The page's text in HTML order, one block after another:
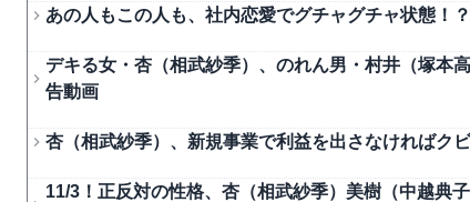
あの人もこの人も、社内恋愛でグチャグチャ状態！
デキる女・杏（相武紗季）、のれん男・村井（塚本
告動画
杏（相武紗季）、新規事業で利益を出さなければク
11/3！正反対の性格、杏（相武紗季）美樹（中越典